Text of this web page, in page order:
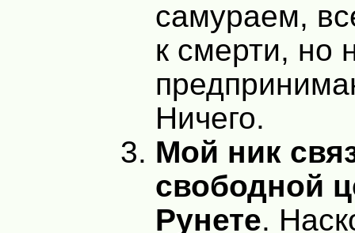
самураем,
к смерти, но
Ничего.
Мой ник
свободной
Рунете.